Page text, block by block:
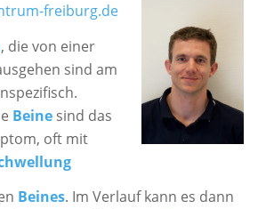
freiburg.de
, die von einer
sind am
Beinesind das
oft mit
Beines. Im Verlauf kann es dann